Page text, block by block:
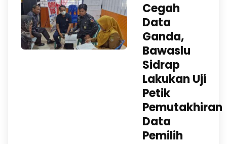
Cegah
Data
Ganda,
Bawaslu
Sidrap
Lakukan Uji
Petik
Pemutakhiran
Data
Pemilih